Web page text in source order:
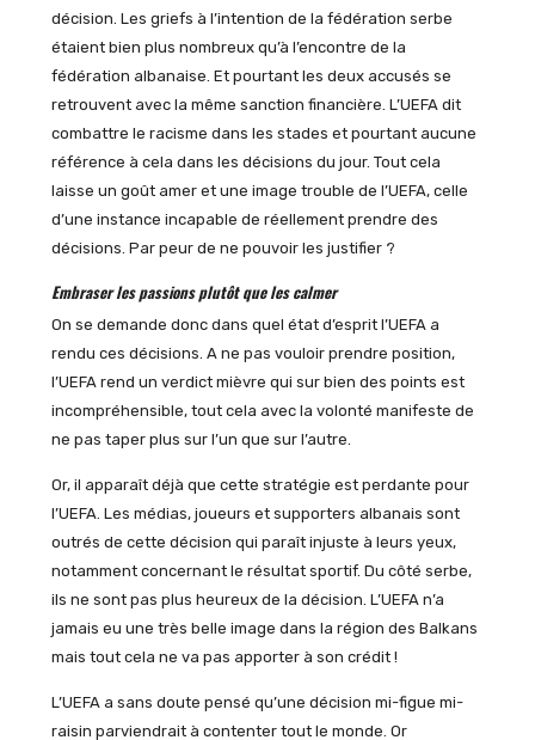
décision. Les griefs à l’intention de la fédération serbe
étaient bien plus nombreux qu’à l’encontre de la
fédération albanaise. Et pourtant les deux accusés se
retrouvent avec la même sanction financière. L’UEFA dit
combattre le racisme dans les stades et pourtant aucune
référence à cela dans les décisions du jour. Tout cela
laisse un goût amer et une image trouble de l’UEFA, celle
d’une instance incapable de réellement prendre des
décisions. Par peur de ne pouvoir les justifier ?
Embraser les passions plutôt que les calmer
On se demande donc dans quel état d’esprit l’UEFA a
rendu ces décisions. A ne pas vouloir prendre position,
l’UEFA rend un verdict mièvre qui sur bien des points est
incompréhensible, tout cela avec la volonté manifeste de
ne pas taper plus sur l’un que sur l’autre.
Or, il apparaît déjà que cette stratégie est perdante pour
l’UEFA. Les médias, joueurs et supporters albanais sont
outrés de cette décision qui paraît injuste à leurs yeux,
notamment concernant le résultat sportif. Du côté serbe,
ils ne sont pas plus heureux de la décision. L’UEFA n’a
jamais eu une très belle image dans la région des Balkans
mais tout cela ne va pas apporter à son crédit !
L’UEFA a sans doute pensé qu’une décision mi-figue mi-
raisin parviendrait à contenter tout le monde. Or